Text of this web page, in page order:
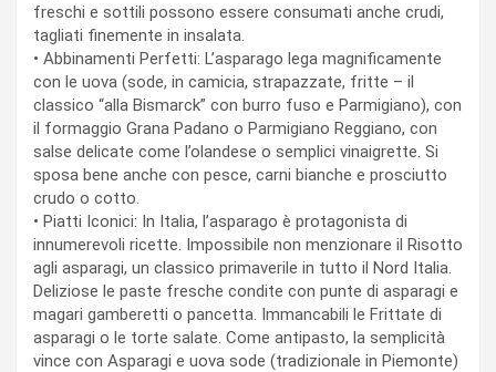
freschi e sottili possono essere consumati anche crudi,
tagliati finemente in insalata.
• Abbinamenti Perfetti: L’asparago lega magnificamente
con le uova (sode, in camicia, strapazzate, fritte – il
classico “alla Bismarck” con burro fuso e Parmigiano), con
il formaggio Grana Padano o Parmigiano Reggiano, con
salse delicate come l’olandese o semplici vinaigrette. Si
sposa bene anche con pesce, carni bianche e prosciutto
crudo o cotto.
• Piatti Iconici: In Italia, l’asparago è protagonista di
innumerevoli ricette. Impossibile non menzionare il Risotto
agli asparagi, un classico primaverile in tutto il Nord Italia.
Deliziose le paste fresche condite con punte di asparagi e
magari gamberetti o pancetta. Immancabili le Frittate di
asparagi o le torte salate. Come antipasto, la semplicità
vince con Asparagi e uova sode (tradizionale in Piemonte)